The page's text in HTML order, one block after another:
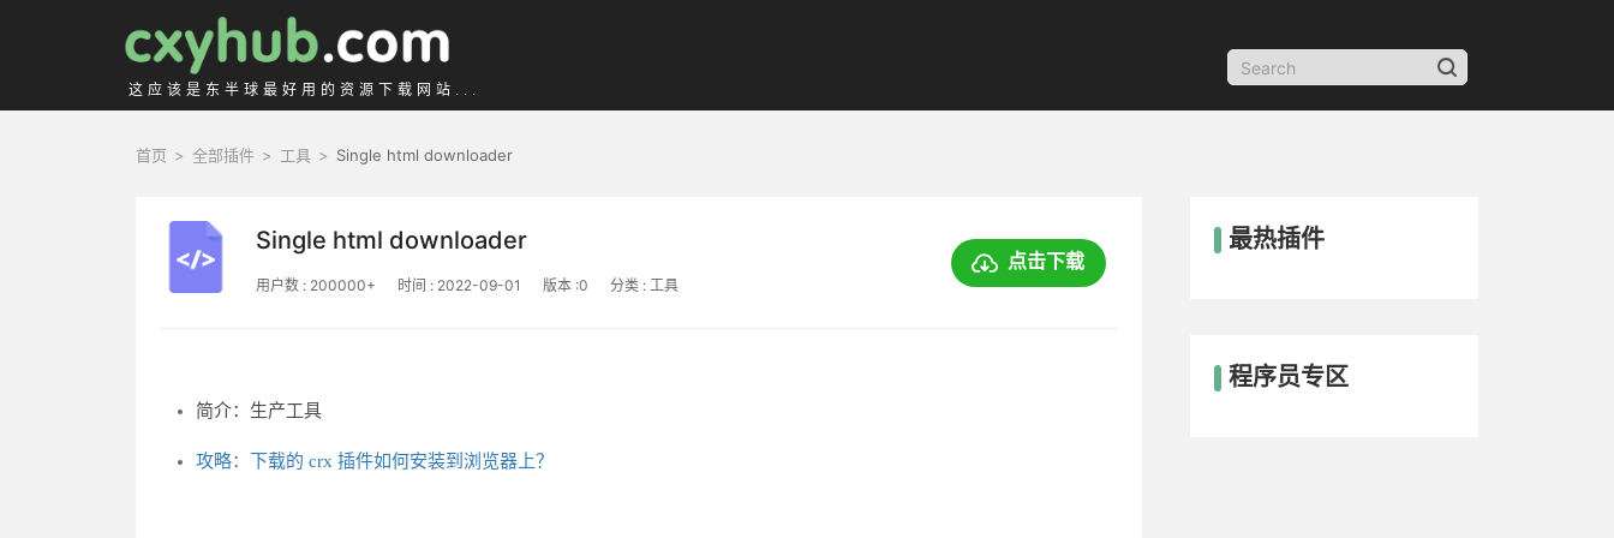
这应该是东半球最好用的资源下载网站...
首页 > 全部插件 > 工具 > Single html downloader
Single html downloader
用户数 : 200000+ 时间 : 2022-09-01 版本 :0 分类 : 工具
点击下载
简介：生产工具
攻略：下载的 crx 插件如何安装到浏览器上？
最热插件
程序员专区